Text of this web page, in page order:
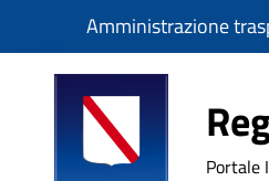
SlimAmministrazione
Portale